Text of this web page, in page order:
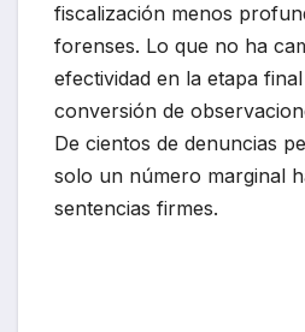
fiscalización menos
forenses. Lo que no ha
efectividad en la etapa
conversión de
De cientos de denuncias
solo un número marginal
sentencias firmes.